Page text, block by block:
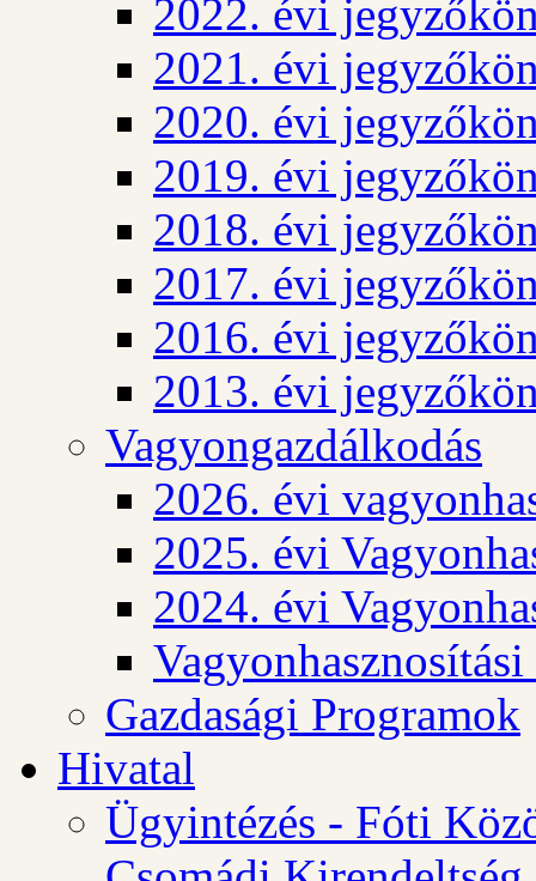
2022. évi
2021. évi
2020. évi
2019. évi
2018. évi
2017. évi
2016. évi
2013. évi
Vagyongazdálkodás
2026. évi
2025. évi
2024. évi
Gazdasági Programok
Hivatal
Ügyintézés - Fóti